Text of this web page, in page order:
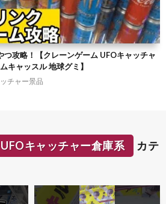
つ攻略！【クレーンゲーム UFOキャッチャ
キャッスル 地球グミ】
チャー景品
キャッチャー倉庫系
カテ